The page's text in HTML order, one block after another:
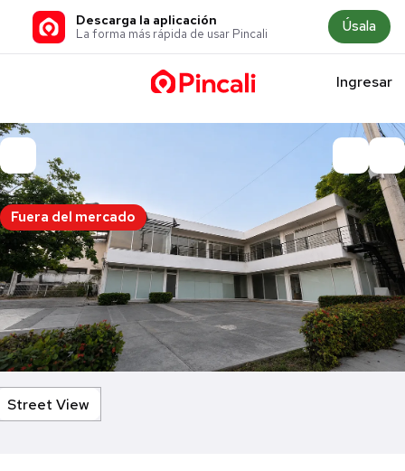
Descarga la aplicación
La forma más rápida de usar Pincali Úsala
Ingresar
Fuera del mercado
Street View